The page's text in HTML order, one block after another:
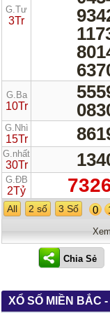
G.Tư
3Tr
G.Ba
10Tr
G.Nhì
15Tr
G.nhất
30Tr
G.ĐB
2Tỷ
All 2 số 3 Số 0
XỔ SỐ MIỀN BẮC